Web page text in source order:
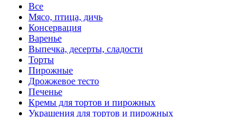
Все
Мясо, птица, дичь
Консервация
Варенье
Выпечка, десерты, сладости
Торты
Пирожные
Дрожжевое тесто
Печенье
Кремы для тортов и пирожных
Украшения для тортов и пирожных